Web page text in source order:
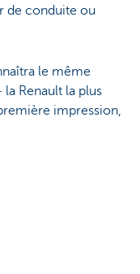
de conduite ou
le même
Renault la plus
impression,